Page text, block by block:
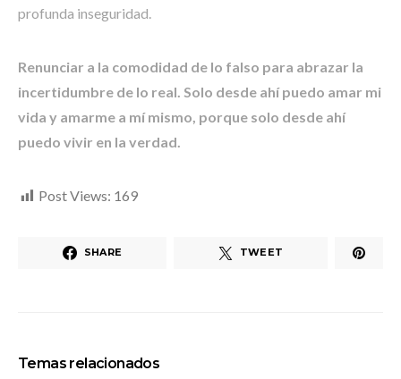
profunda inseguridad.
Renunciar a la comodidad de lo falso para abrazar la
incertidumbre de lo real. Solo desde ahí puedo amar mi
vida y amarme a mí mismo, porque solo desde ahí
puedo vivir en la verdad.
Post Views: 169
SHARE TWEET
Temas relacionados